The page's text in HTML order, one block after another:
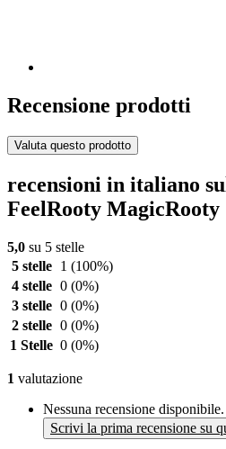
Recensione prodotti
Valuta questo prodotto
recensioni in italiano
FeelRooty MagicRooty
5,0 su 5 stelle
5 stelle
1 (100%)
4 stelle 0 (0%)
3 stelle 0 (0%)
2 stelle 0 (0%)
1 Stelle 0 (0%)
1 valutazione
Nessuna recensione disponibile.
Scrivi la prima recensione su